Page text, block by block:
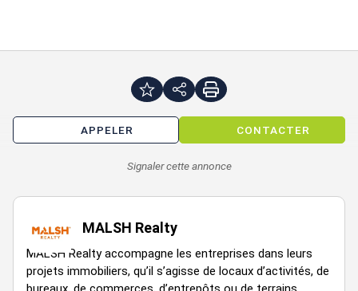
Honoraires : 3 % HT du prix de vente HT, à la charge de
Accès de plain-pied / Accès semi
16 places de stationnement, dont 2 équipées IRVE (
Infrastructure de Recharge de Véhicule Électrique)
Charpente métallique
APPELER CONTACTER
Signaler cette annonce
MALSH Realty
MALSH Realty accompagne les entreprises dans leurs
projets immobiliers, qu’il s’agisse de locaux d’activités, de